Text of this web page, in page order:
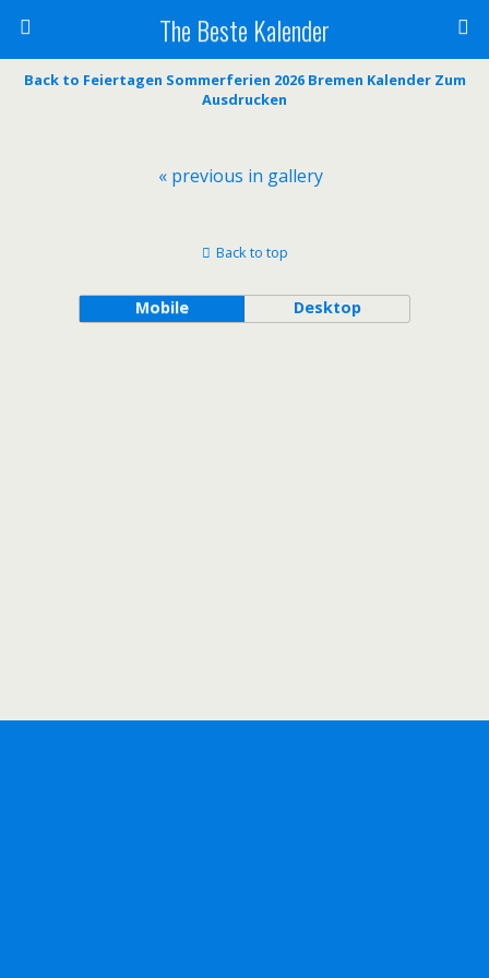
The Beste Kalender
Back to Feiertagen Sommerferien 2026 Bremen Kalender Zum
Ausdrucken
« previous in gallery
Back to top
Mobile Desktop